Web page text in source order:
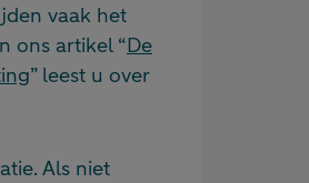
vaak het
ons artikel “De
” leest u over
Als niet